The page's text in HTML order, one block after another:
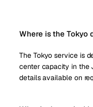
Where is the Tokyo
The Tokyo service is
center capacity in the
details available on